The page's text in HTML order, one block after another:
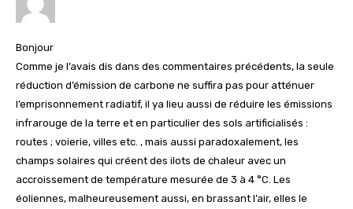
Bonjour
Comme je l’avais dis dans des commentaires précédents, la seule
réduction d’émission de carbone ne suffira pas pour atténuer
l’emprisonnement radiatif, il ya lieu aussi de réduire les émissions
infrarouge de la terre et en particulier des sols artificialisés :
routes ; voierie, villes etc. , mais aussi paradoxalement, les
champs solaires qui créent des ilots de chaleur avec un
accroissement de température mesurée de 3 à 4 °C. Les
éoliennes, malheureusement aussi, en brassant l’air, elles le